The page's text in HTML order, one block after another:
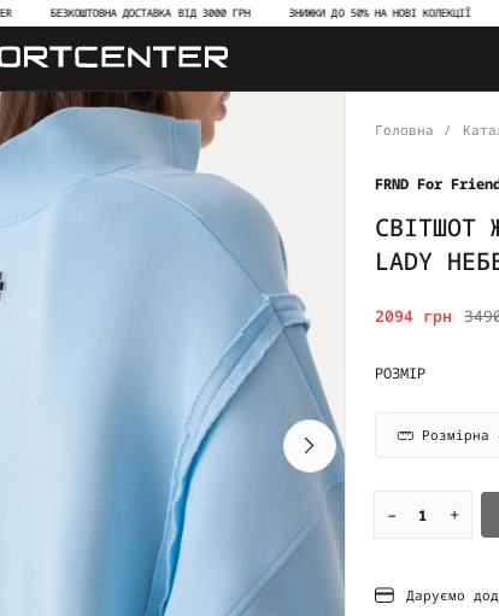
БЕЗКОШТОВНА ДОСТАВКА ВІД 3000 ГРН ЗНИЖКИ ДО 50% НА НОВІ КОЛЕКЦІЇ
Головна
FRND For
СВІТШОТ
LADY
2094 грн
РОЗМІР
Розмірна
– +
Даруємо